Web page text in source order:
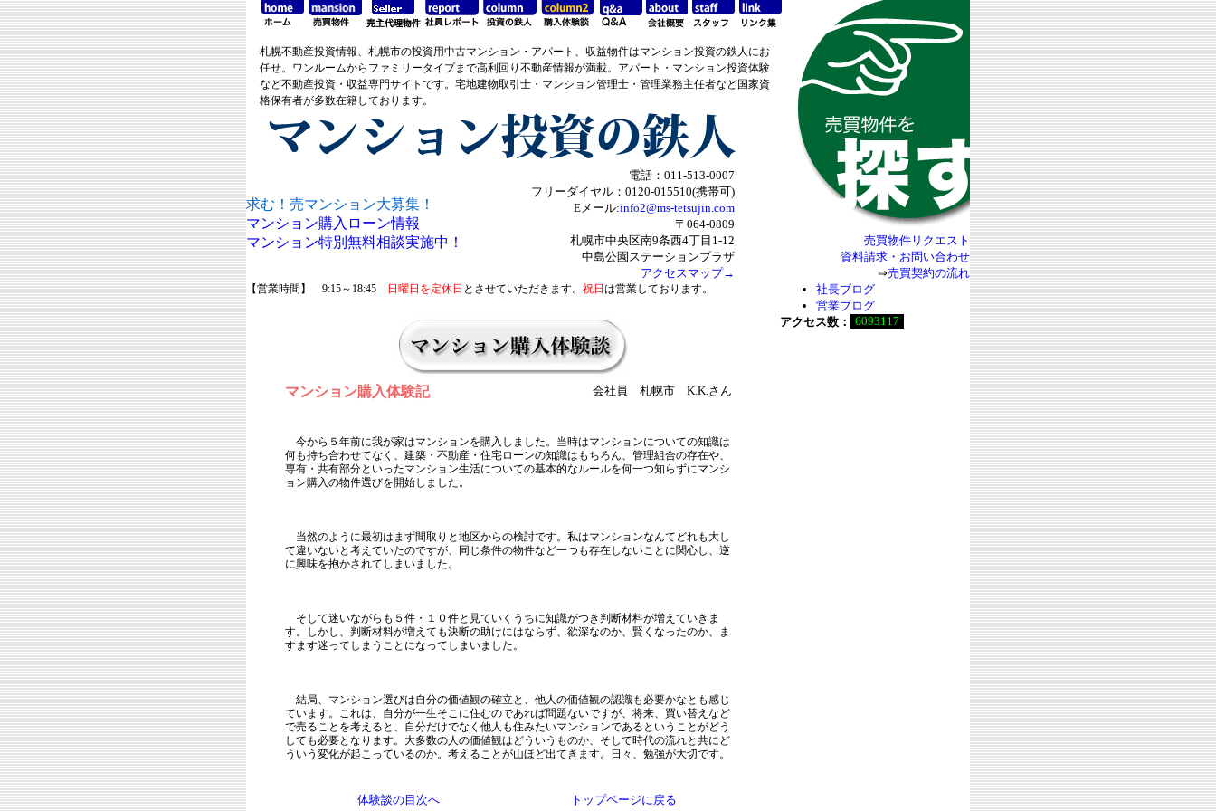
札幌不動産投資情報、札幌市の投資用中古マンション・アパート、収益物件はマンション投資の鉄人にお
任せ。ワンルームからファミリータイプまで高利回り不動産情報が満載。アパート・マンション投資体験
など不動産投資・収益専門サイトです。宅地建物取引士・マンション管理士・管理業務主任者など国家資
格保有者が多数在籍しております。
求む！売マンション大募集！
マンション購入ローン情報
マンション特別無料相談実施中！
電話：011-513-0007
フリーダイヤル：0120-015510(携帯可)
Eメール:info2@ms-tetsujin.com
〒064-0809
札幌市中央区南9条西4丁目1-12
中島公園ステーションプラザ
アクセスマップ→
【営業時間】 9:15～18:45 日曜日を定休日 とさせていただきます。 祝日 は営業しております。
マンション購入体験記 会社員 札幌市 K.K.さん
今から５年前に我が家はマンションを購入しました。当時はマンションについての知識は
何も持ち合わせてなく、建築・不動産・住宅ローンの知識はもちろん、管理組合の存在や、
専有・共有部分といったマンション生活についての基本的なルールを何一つ知らずにマンシ
ョン購入の物件選びを開始しました。
当然のように最初はまず間取りと地区からの検討です。私はマンションなんてどれも大し
て違いないと考えていたのですが、同じ条件の物件など一つも存在しないことに関心し、逆
に興味を抱かされてしまいました。
そして迷いながらも５件・１０件と見ていくうちに知識がつき判断材料が増えていきま
す。しかし、判断材料が増えても決断の助けにはならず、欲深なのか、賢くなったのか、ま
すます迷ってしまうことになってしまいました。
結局、マンション選びは自分の価値観の確立と、他人の価値観の認識も必要かなとも感じ
ています。これは、自分が一生そこに住むのであれば問題ないですが、将来、買い替えなど
で売ることを考えると、自分だけでなく他人も住みたいマンションであるということがどう
しても必要となります。大多数の人の価値観はどういうものか、そして時代の流れと共にど
ういう変化が起こっているのか。考えることが山ほど出てきます。日々、勉強が大切です。
体験談の目次へ トップページに戻る
売買物件リクエスト
資料請求・お問い合わせ
⇒売買契約の流れ
社長ブログ
営業ブログ
アクセス数：
6093117